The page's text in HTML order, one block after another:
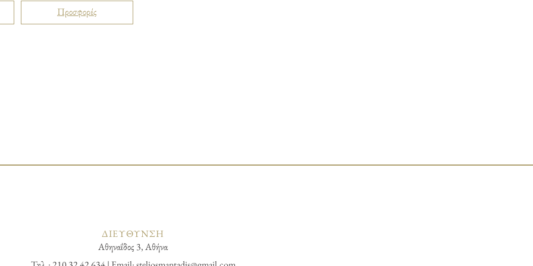
Προσφορές
ΔΙΕΥΘΥΝΣΗ
Αθηναΐδος 3, Αθήνα